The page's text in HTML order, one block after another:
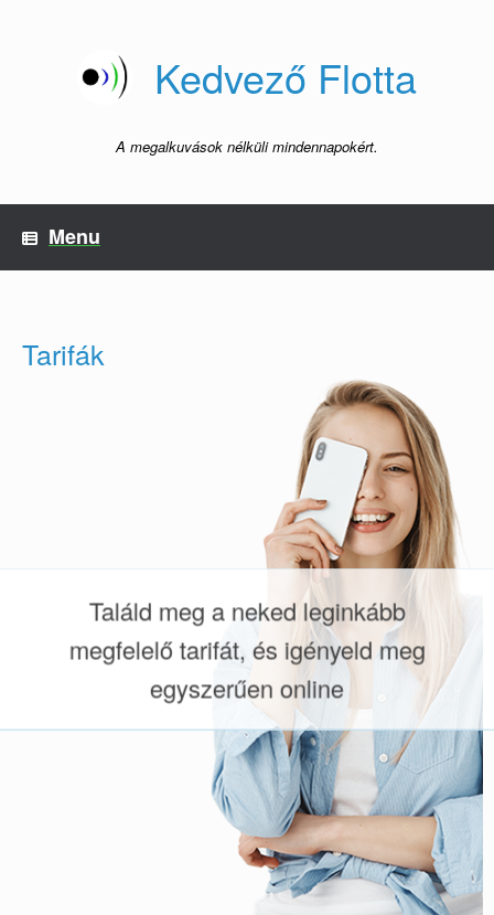
Kedvező Flotta
A megalkuvások nélküli mindennapokért.
Menu
Tarifák
Találd meg a neked leginkább
megfelelő tarifát, és igényeld meg
egyszerűen online